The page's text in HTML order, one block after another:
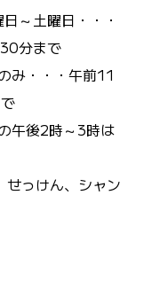
～土曜日・・・
分まで
午前11
～3時は
っけん、シャン